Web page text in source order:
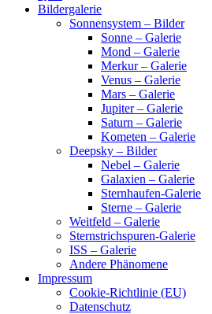
Bildergalerie
Sonnensystem – Bilder
Sonne – Galerie
Mond – Galerie
Merkur – Galerie
Venus – Galerie
Mars – Galerie
Jupiter – Galerie
Saturn – Galerie
Kometen – Galerie
Deepsky – Bilder
Nebel – Galerie
Galaxien – Galerie
Sternhaufen-Galerie
Sterne – Galerie
Weitfeld – Galerie
Sternstrichspuren-Galerie
ISS – Galerie
Andere Phänomene
Impressum
Cookie-Richtlinie (EU)
Datenschutz